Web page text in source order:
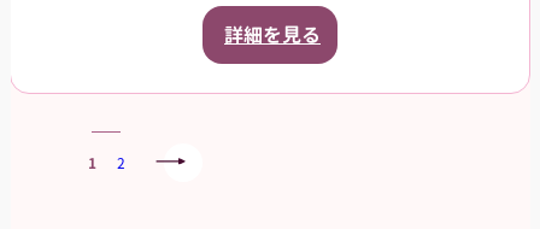
大阪府、兵庫県などのドラッグストア・ホームセン
ター・GMSなどでご就業頂きます。スタッフ登録後
詳細を見る
1 2